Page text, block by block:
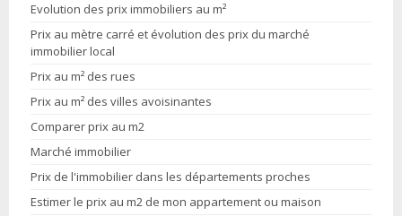
Evolution des prix immobiliers au m²
Prix au mètre carré et évolution des prix du marché
immobilier local
Prix au m² des rues
Prix au m² des villes avoisinantes
Comparer prix au m2
Marché immobilier
Prix de l'immobilier dans les départements proches
Estimer le prix au m2 de mon appartement ou maison